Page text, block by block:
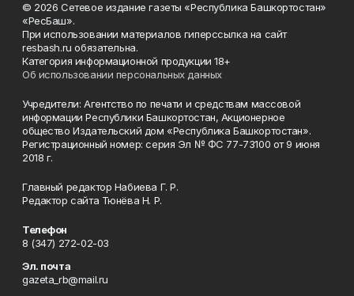
© 2026 Сетевое издание газеты «Республика Башкортостан»
«РесБаш».
При использовании материалов гиперссылка на сайт
resbash.ru обязательна.
Категория информационной продукции 18+
Об использовании персональных данных
Учредители: Агентство по печати и средствам массовой
информации Республики Башкортостан, Акционерное
общество Издательский дом «Республика Башкортостан».
Регистрационный номер: серия Эл № ФС 77-73100 от 9 июня
2018 г.
Главный редактор Набиева Г. Р.
Редактор сайта Тюнёва Н. Р.
Телефон
8 (347) 272-02-03
Эл. почта
gazeta_rb@mail.ru